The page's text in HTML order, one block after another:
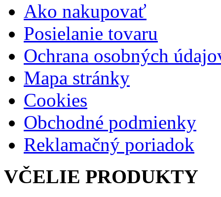
Ako nakupovať
Posielanie tovaru
Ochrana osobných
Mapa stránky
Cookies
Obchodné podmienky
Reklamačný poriadok
VČELIE PRODUKTY